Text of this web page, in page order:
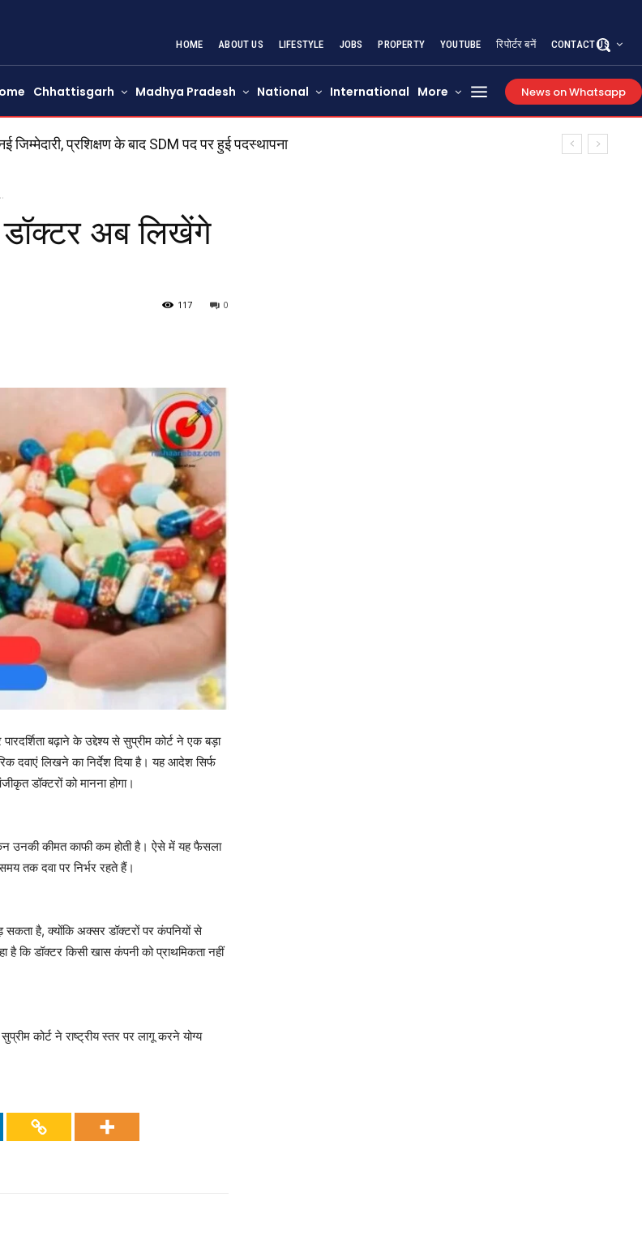
HOME ABOUT US LIFESTYLE JOBS PROPERTY YOUTUBE रिपोर्टर बनें CONTACT US
Chhattisgarh Madhya Pradesh National International More News on Whatsapp
प्रशिक्षण के बाद SDM पद पर हुई पदस्थापना
के पहले ही शिविर में अव्यवस्थाओं पर उठे सवाल
डॉक्टर अब लिखेंगे
0
117
बढ़ाने के उद्देश्य से सुप्रीम कोर्ट ने एक बड़ा
दवाएं लिखने का निर्देश दिया है। यह आदेश सिर्फ
डॉक्टरों को मानना होगा।
उनकी कीमत काफी कम होती है। ऐसे में यह फैसला
तक दवा पर निर्भर रहते हैं।
है, क्योंकि अक्सर डॉक्टरों पर कंपनियों से
कि डॉक्टर किसी खास कंपनी को प्राथमिकता नहीं
कोर्ट ने राष्ट्रीय स्तर पर लागू करने योग्य